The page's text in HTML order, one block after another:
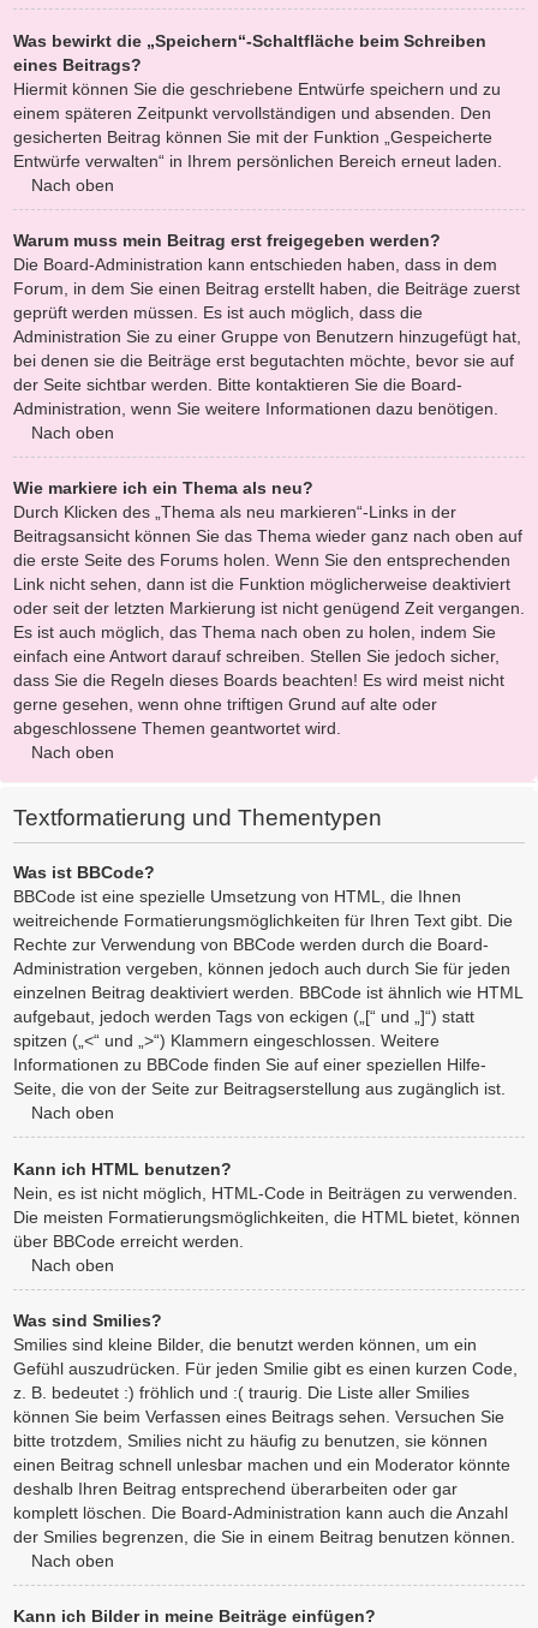
Was bewirkt die „Speichern“-Schaltfläche beim Schreiben
eines Beitrags?
Hiermit können Sie die geschriebene Entwürfe speichern und zu
einem späteren Zeitpunkt vervollständigen und absenden. Den
gesicherten Beitrag können Sie mit der Funktion „Gespeicherte
Entwürfe verwalten“ in Ihrem persönlichen Bereich erneut laden.
Nach oben
Warum muss mein Beitrag erst freigegeben werden?
Die Board-Administration kann entschieden haben, dass in dem
Forum, in dem Sie einen Beitrag erstellt haben, die Beiträge zuerst
geprüft werden müssen. Es ist auch möglich, dass die
Administration Sie zu einer Gruppe von Benutzern hinzugefügt hat,
bei denen sie die Beiträge erst begutachten möchte, bevor sie auf
der Seite sichtbar werden. Bitte kontaktieren Sie die Board-
Administration, wenn Sie weitere Informationen dazu benötigen.
Nach oben
Wie markiere ich ein Thema als neu?
Durch Klicken des „Thema als neu markieren“-Links in der
Beitragsansicht können Sie das Thema wieder ganz nach oben auf
die erste Seite des Forums holen. Wenn Sie den entsprechenden
Link nicht sehen, dann ist die Funktion möglicherweise deaktiviert
oder seit der letzten Markierung ist nicht genügend Zeit vergangen.
Es ist auch möglich, das Thema nach oben zu holen, indem Sie
einfach eine Antwort darauf schreiben. Stellen Sie jedoch sicher,
dass Sie die Regeln dieses Boards beachten! Es wird meist nicht
gerne gesehen, wenn ohne triftigen Grund auf alte oder
abgeschlossene Themen geantwortet wird.
Nach oben
Textformatierung und Thementypen
Was ist BBCode?
BBCode ist eine spezielle Umsetzung von HTML, die Ihnen
weitreichende Formatierungsmöglichkeiten für Ihren Text gibt. Die
Rechte zur Verwendung von BBCode werden durch die Board-
Administration vergeben, können jedoch auch durch Sie für jeden
einzelnen Beitrag deaktiviert werden. BBCode ist ähnlich wie HTML
aufgebaut, jedoch werden Tags von eckigen („[“ und „]“) statt
spitzen („<“ und „>“) Klammern eingeschlossen. Weitere
Informationen zu BBCode finden Sie auf einer speziellen Hilfe-
Seite, die von der Seite zur Beitragserstellung aus zugänglich ist.
Nach oben
Kann ich HTML benutzen?
Nein, es ist nicht möglich, HTML-Code in Beiträgen zu verwenden.
Die meisten Formatierungsmöglichkeiten, die HTML bietet, können
über BBCode erreicht werden.
Nach oben
Was sind Smilies?
Smilies sind kleine Bilder, die benutzt werden können, um ein
Gefühl auszudrücken. Für jeden Smilie gibt es einen kurzen Code,
z. B. bedeutet :) fröhlich und :( traurig. Die Liste aller Smilies
können Sie beim Verfassen eines Beitrags sehen. Versuchen Sie
bitte trotzdem, Smilies nicht zu häufig zu benutzen, sie können
einen Beitrag schnell unlesbar machen und ein Moderator könnte
deshalb Ihren Beitrag entsprechend überarbeiten oder gar
komplett löschen. Die Board-Administration kann auch die Anzahl
der Smilies begrenzen, die Sie in einem Beitrag benutzen können.
Nach oben
Kann ich Bilder in meine Beiträge einfügen?